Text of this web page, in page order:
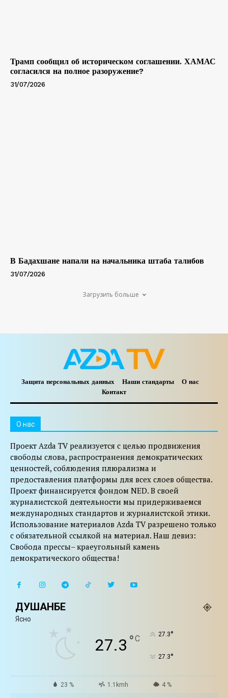
Трамп сообщил об историческом соглашении. ХАМАС
согласился на полное разоружение?
31/07/2026
В Бадахшане напали на начальника штаба талибов
31/07/2026
Загрузить больше
Защита персональных данных Наши стандарты
О нас
Контакт
O нас
Проект Azda TV реализуется с целью продвижения
свободы слова, распространения демократических
ценностей, соблюдения плюрализма и
предоставления платформы для всех слоев общества.
Проект финансируется фондом NED. В своей
журналистской деятельности мы придерживаемся
международных стандартов и журналистской этики.
Использование материалов Azda TV разрешено только
с обязательной ссылкой на материал. Наш девиз:
Свобода прессы– краеугольный камень
демократического общества!
ДУШАНБЕ
Ясно
27.3 °C 27.3°
27.3°
23 % 1.1kmh 4 %